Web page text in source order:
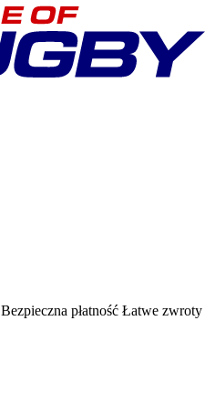
Bezpieczna płatność Łatwe zwroty